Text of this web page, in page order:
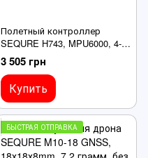
Полетный контроллер
SEQURE H743, MPU6000, 4-
8S Dual BEC, 30x30, для
дронов X8, гоночных дронов
3 505 грн
Купить
БЫСТРАЯ ОТПРАВКА